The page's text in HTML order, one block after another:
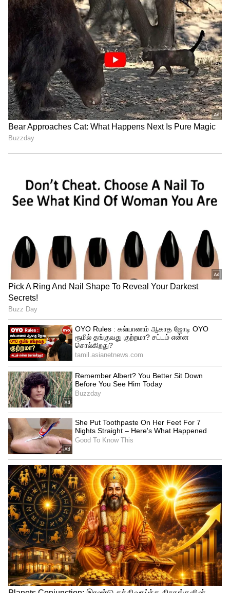
தேர்வு கட்டணம்:
ரூ.500/- செலுத்த வேண்டும். துறை சார்ந்த
விண்ணப்பதாரர்கள் திறந்த ஒதுக்கீடு
மற்றும் துறை ஒதுக்கீட்டுத் தேர்வுகள்
செலுத்த வேண்டும். தேர்வுக் கட்டணத்தை
ஆன்லைனில் செலுத்தலாம்.
மதுரை!